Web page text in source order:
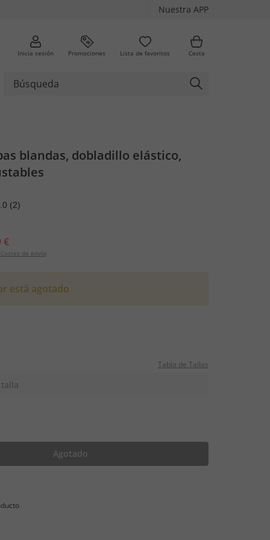
Nuestra APP
Inicia sesión Promociones Lista de favoritos Cesta
blandas, dobladillo elástico,
(2)
€
Costes de envío
está agotado
Tabla de Tallas
Agotado